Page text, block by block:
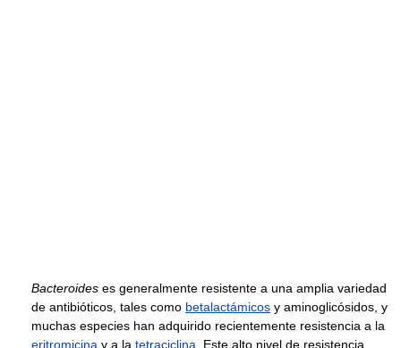
Bacteroides es generalmente resistente a una amplia variedad
de antibióticos, tales como betalactámicos y aminoglicósidos, y
muchas especies han adquirido recientemente resistencia a la
eritromicina y a la tetraciclina . Este alto nivel de resistencia